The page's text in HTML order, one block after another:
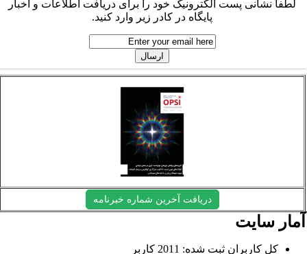
لطفاً نشانی پست الکترونیک خود را برای دریافت اطلاعات و اخبار
پایگاه در کادر زیر وارد کنید.
دریافت آخرین شماره خبرنامه
سایت
کل کاربران ثبت شده: 2011 کاربر